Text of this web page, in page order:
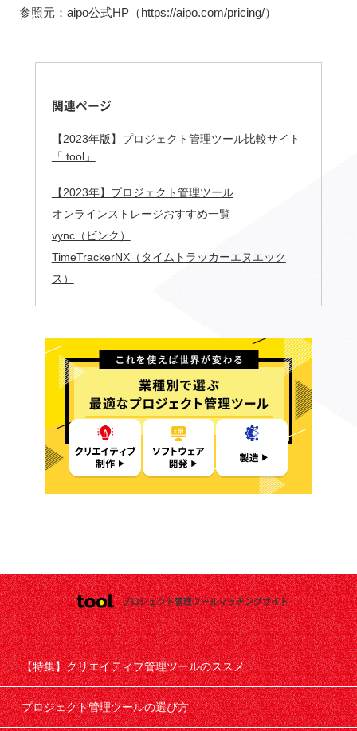
参照元：aipo公式HP（https://aipo.com/pricing/）
関連ページ
【2023年版】プロジェクト管理ツール比較サイト
「.tool」
【2023年】プロジェクト管理ツール
オンラインストレージおすすめ一覧
vync（ビンク）
TimeTrackerNX（タイムトラッカーエヌエック
ス）
プロジェクト管理ツールマッチングサイト
【特集】クリエイティブ管理ツールのススメ
プロジェクト管理ツールの選び方